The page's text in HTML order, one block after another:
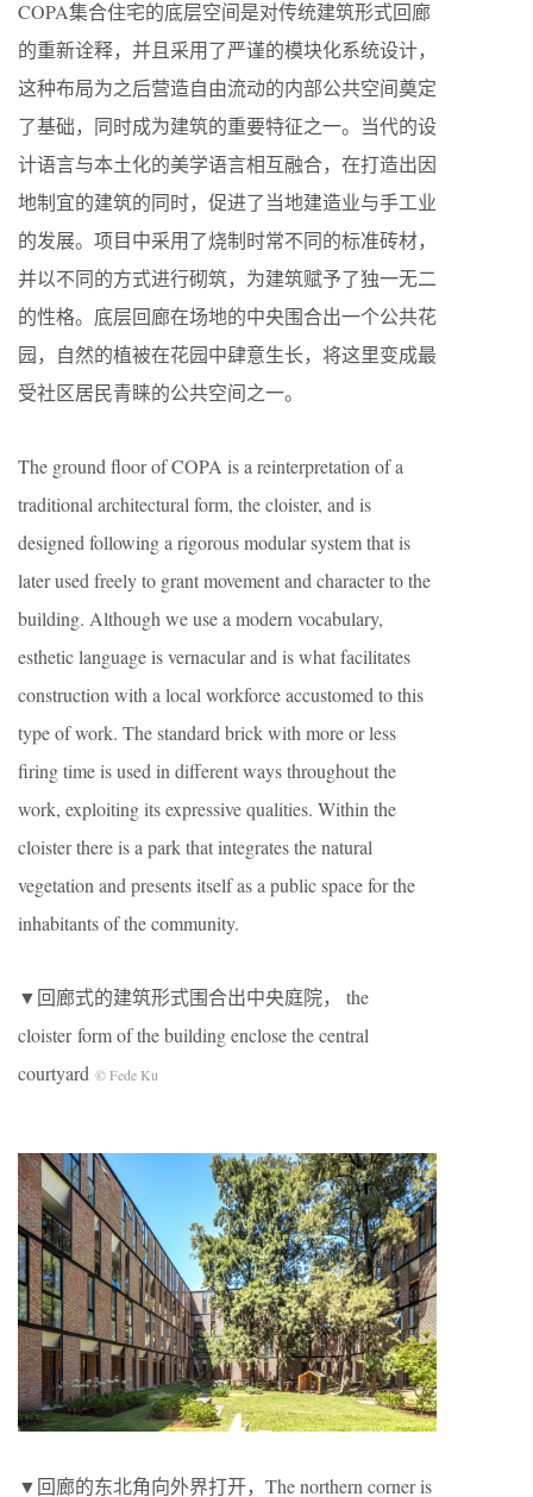
COPA集合住宅的底层空间是对传统建筑形式回廊
的重新诠释，并且采用了严谨的模块化系统设计，
这种布局为之后营造自由流动的内部公共空间奠定
了基础，同时成为建筑的重要特征之一。当代的设
计语言与本土化的美学语言相互融合，在打造出因
地制宜的建筑的同时，促进了当地建造业与手工业
的发展。项目中采用了烧制时常不同的标准砖材，
并以不同的方式进行砌筑，为建筑赋予了独一无二
的性格。底层回廊在场地的中央围合出一个公共花
园，自然的植被在花园中肆意生长，将这里变成最
受社区居民青睐的公共空间之一。
The ground floor of COPA is a reinterpretation of a
traditional architectural form, the cloister, and is
designed following a rigorous modular system that is
later used freely to grant movement and character to the
building. Although we use a modern vocabulary,
esthetic language is vernacular and is what facilitates
construction with a local workforce accustomed to this
type of work. The standard brick with more or less
firing time is used in different ways throughout the
work, exploiting its expressive qualities. Within the
cloister there is a park that integrates the natural
vegetation and presents itself as a public space for the
inhabitants of the community.
▼回廊式的建筑形式围合出中央庭院， the
cloister form of the building enclose the central
courtyard © Fede Ku
▼回廊的东北角向外界打开，The northern corner is